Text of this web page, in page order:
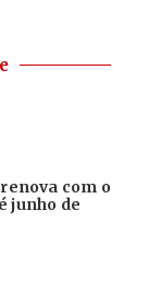
com o
junho de